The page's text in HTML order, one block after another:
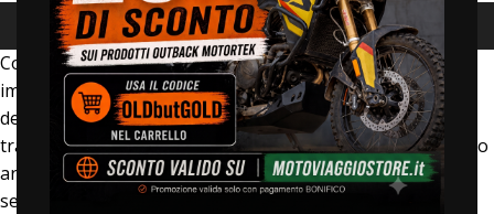
Suzuki
Costruendo motociclette dal 1954, Suzuki si è sempre
impegnata a fornire “prodotti ricchi di valore” come una
delle sue filosofie. La passione e l’entusiasmo si
trasformano in divertimento ed eccitazione, il loro orgoglio
artigianale diventa il nostro orgoglio di proprietà. Il
segmento dual sport e adventure di Suzuki offre sia